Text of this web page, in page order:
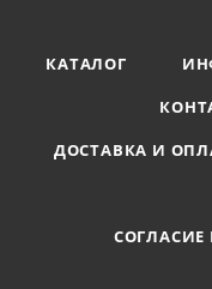
КАТАЛОГ
ДОСТАВКА И